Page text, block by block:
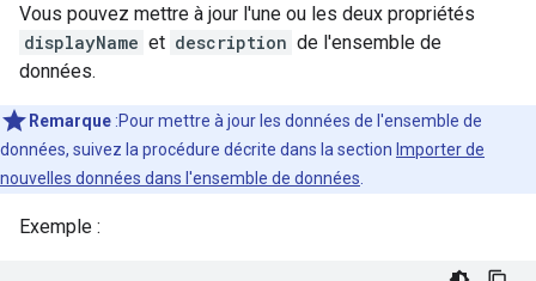
Vous pouvez mettre à jour l'une ou les deux propriétés
displayName et description de l'ensemble de
données.
Remarque :Pour mettre à jour les données de l'ensemble de
données, suivez la procédure décrite dans la section Importer de
nouvelles données dans l'ensemble de données
Exemple :